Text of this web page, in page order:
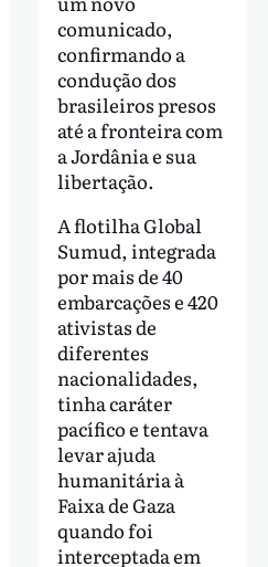
comunicado,
confirmando a
condução dos
brasileiros presos
até a fronteira com
a Jordânia e sua
libertação.
A flotilha Global
Sumud, integrada
por mais de 40
embarcações e 420
ativistas de
diferentes
nacionalidades,
tinha caráter
pacífico e tentava
levar ajuda
humanitária à
Faixa de Gaza
quando foi
interceptada em